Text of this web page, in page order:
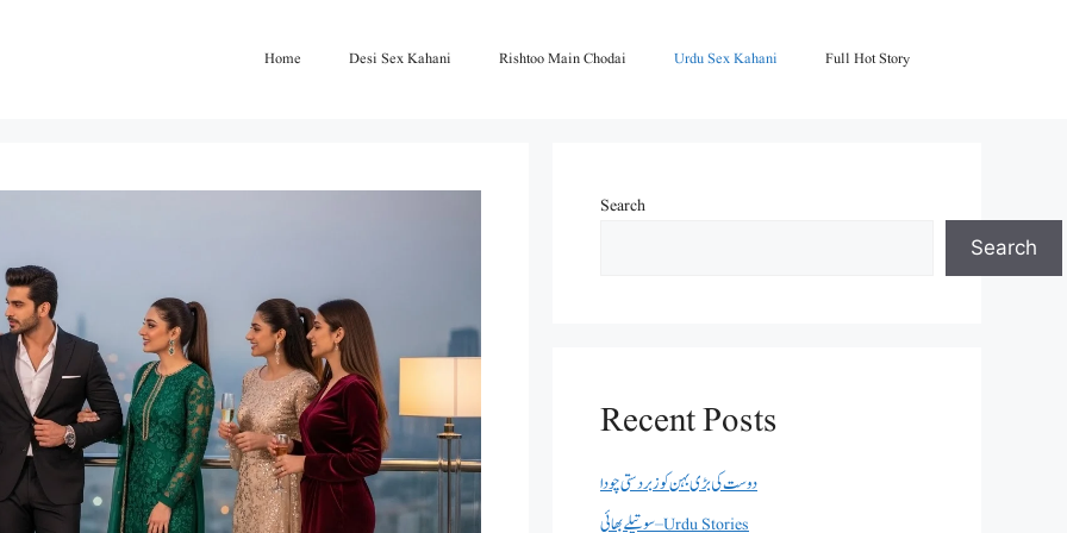
Home Desi Sex Kahani Rishtoo Main Chodai Urdu Sex Kahani Full Hot Story
Search
Search
Recent Posts
دوست کی بڑی بہن کو زبردستی چودا
سوتیلے بھائی – Urdu Stories